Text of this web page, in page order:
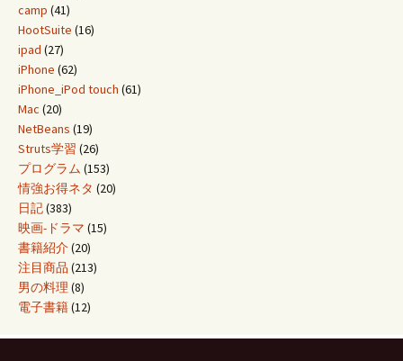
camp (41)
HootSuite (16)
ipad (27)
iPhone (62)
iPhone_iPod touch (61)
Mac (20)
NetBeans (19)
Struts学習 (26)
プログラム (153)
情強お得ネタ (20)
日記(383)
映画-ドラマ (15)
書籍紹介(20)
注目商品 (213)
男の料理 (8)
電子書籍(12)